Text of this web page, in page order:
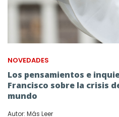
NOVEDADES
Los pensamientos e
Francisco sobre la crisis
mundo
Autor: Más Leer